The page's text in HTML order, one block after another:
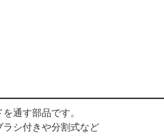
通す部品です。
シ付きや分割式など